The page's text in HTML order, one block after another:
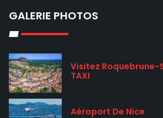
GALERIE PHOTOS
Visitez Roquebrune-
TAXI
Aéroport De Nice